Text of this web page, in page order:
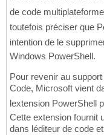
de code
toutefois préciser que
intention de le
Windows PowerShell.
Pour revenir au
Code, Microsoft vient
lextension PowerShell
Cette extension fournit
dans léditeur de code